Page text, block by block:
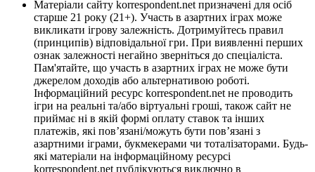
Матеріали сайту korrespondent.net призначені для осіб
старше 21 року (21+). Участь в азартних іграх може
викликати ігрову залежність. Дотримуйтесь правил
(принципів) відповідальної гри. При виявленні перших
ознак залежності негайно зверніться до спеціаліста.
Пам'ятайте, що участь в азартних іграх не може бути
джерелом доходів або альтернативою роботі.
Інформаційний ресурс korrespondent.net не проводить
ігри на реальні та/або віртуальні гроші, також сайт не
приймає ні в якій формі оплату ставок та інших
платежів, які пов’язані/можуть бути пов’язані з
азартними іграми, букмекерами чи тоталізаторами. Будь-
які матеріали на інформаційному ресурсі
korrespondent.net публікуються виключно в